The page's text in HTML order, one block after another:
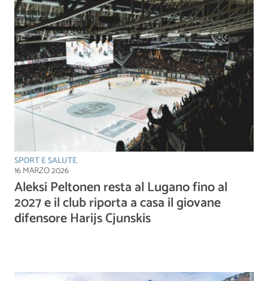
SPORT E SALUTE
16 MARZO 2026
Aleksi Peltonen resta al Lugano fino al
2027 e il club riporta a casa il giovane
difensore Harijs Cjunskis